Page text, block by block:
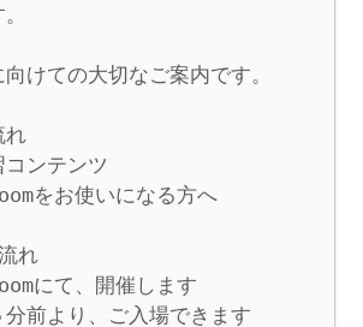
けての大切なご案内です。
れ
コンテンツ
をお使いになる方へ
れ
にて、開催します
分前より、ご入場できます